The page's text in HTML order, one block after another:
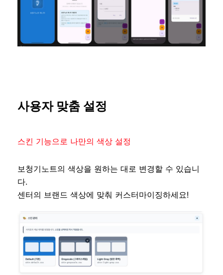
사용자 맞춤 설정
스킨 기능으로 나만의 색상 설정
보청기노트의 색상을 원하는 대로 변경할 수 있습니
다.
센터의 브랜드 색상에 맞춰 커스터마이징하세요!